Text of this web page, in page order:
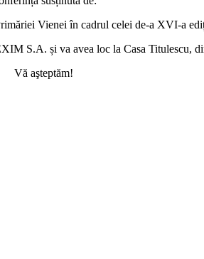
Vienei în cadrul celei de-a XVI-a
S.A. și va avea loc la Casa Titulescu,
Vă aşteptăm!